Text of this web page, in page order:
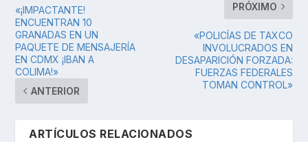
«¡IMPACTANTE!
ENCUENTRAN 10
GRANADAS EN UN
PAQUETE DE MENSAJERÍA
EN CDMX ¡IBAN A
COLIMA!»
ANTERIOR
PRÓXIMO
«POLICÍAS DE TAXCO
INVOLUCRADOS EN
DESAPARICIÓN FORZADA:
FUERZAS FEDERALES
TOMAN CONTROL»
ARTÍCULOS RELACIONADOS